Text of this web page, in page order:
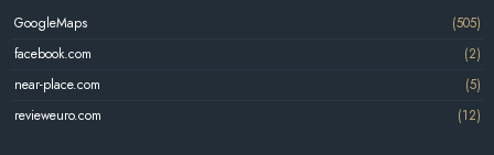
GoogleMaps
(505)
facebook.com
(2)
near-place.com
(5)
revieweuro.com
(12)